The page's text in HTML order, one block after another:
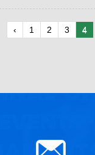
‹ 1 2 3 4